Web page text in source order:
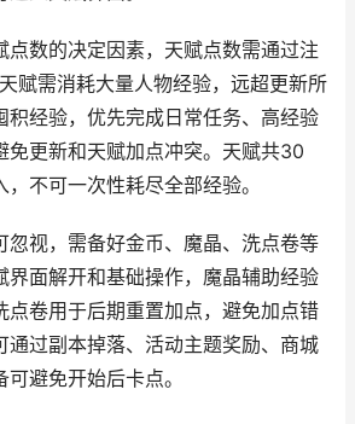
点数的决定因素，天赋点数需通过注
赋需消耗大量人物经验，远超更新所
积经验，优先完成日常任务、高经验
免更新和天赋加点冲突。天赋共30
不可一次性耗尽全部经验。
忽视，需备好金币、魔晶、洗点卷等
界面解开和基础操作，魔晶辅助经验
点卷用于后期重置加点，避免加点错
通过副本掉落、活动主题奖励、商城
避免开始后卡点。